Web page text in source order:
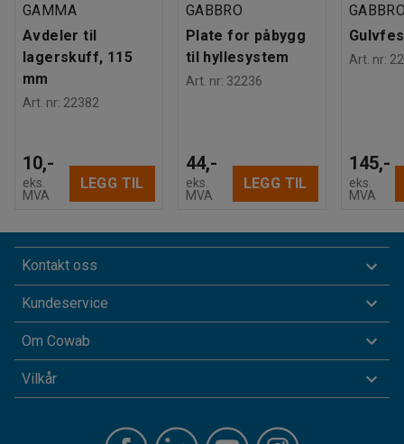
GAMMA
Avdeler til
lagerskuff, 115
mm
Art. nr: 22382
10,-
eks.
MVA
LEGG TIL
GABBRO
Plate for påbygg
til hyllesystem
Art. nr: 32236
44,-
eks.
MVA
LEGG TIL
Art. nr:
145,-
eks.
MVA
Kontakt oss
Kundeservice
Om Cowab
Vilkår